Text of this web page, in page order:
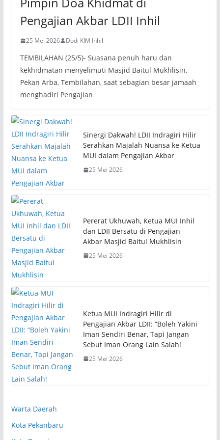
Pengajian Akbar LDII Inhil
25 Mei 2026 Dodi KIM Inhil
TEMBILAHAN (25/5)- Suasana penuh haru dan
kekhidmatan menyelimuti Masjid Baitul Mukhlisin,
Pekan Arba, Tembilahan, saat sebagian besar jamaah
menghadiri Pengajian
Sinergi Dakwah! LDII Indragiri Hilir
Serahkan Majalah Nuansa ke Ketua
MUI dalam Pengajian Akbar
25 Mei 2026
Pererat Ukhuwah, Ketua MUI Inhil
dan LDII Bersatu di Pengajian
Akbar Masjid Baitul Mukhlisin
25 Mei 2026
Ketua MUI Indragiri Hilir di
Pengajian Akbar LDII: “Boleh Yakini
Iman Sendiri Benar, Tapi Jangan
Sebut Iman Orang Lain Salah!
25 Mei 2026
Warta Daerah
Kota Pekanbaru